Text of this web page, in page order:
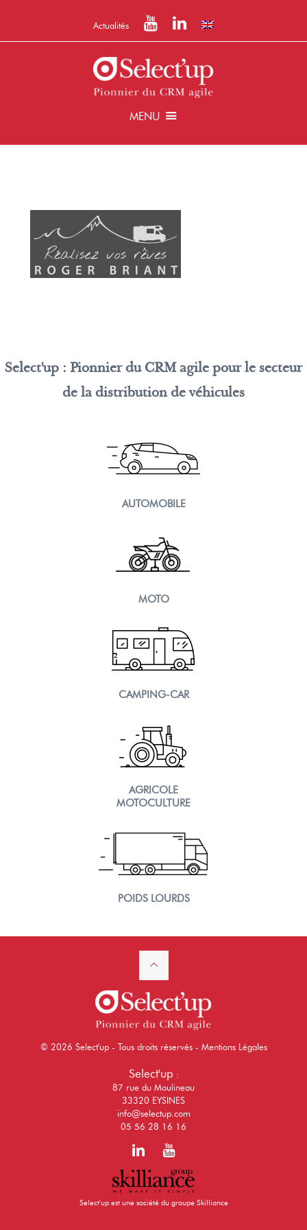
Actualités
MENU
Select'up : Pionnier du CRM agile pour le secteur
de la distribution de véhicules
AUTOMOBILE
MOTO
CAMPING-CAR
AGRICOLE
MOTOCULTURE
POIDS LOURDS
© 2026 Select'up - Tous droits réservés - Mentions Légales
Select'up :
87 rue du Moulineau
33320 EYSINES
info@selectup.com
05 56 28 16 16
Select'up est une société du groupe Skilliance